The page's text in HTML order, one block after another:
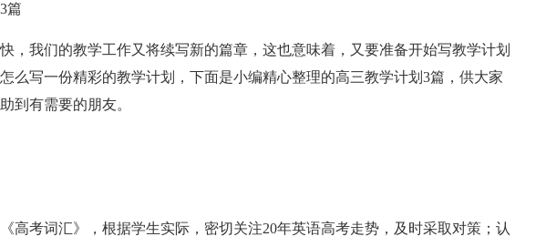
篇
，我们的教学工作又将续写新的篇章，这也意味着，又要准备开始写教学计划
么写一份精彩的教学计划，下面是小编精心整理的高三教学计划3篇，供大家
到有需要的朋友。
高考词汇》，根据学生实际，密切关注20年英语高考走势，及时采取对策；认